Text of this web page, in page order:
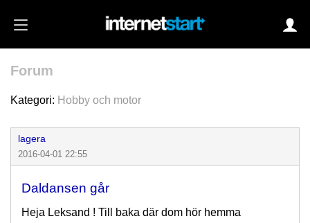
Forum
Kategori: Hobby och motor
lagera
2016-04-01 22:55
Daldansen går
Heja Leksand ! Till baka där dom hör hemma